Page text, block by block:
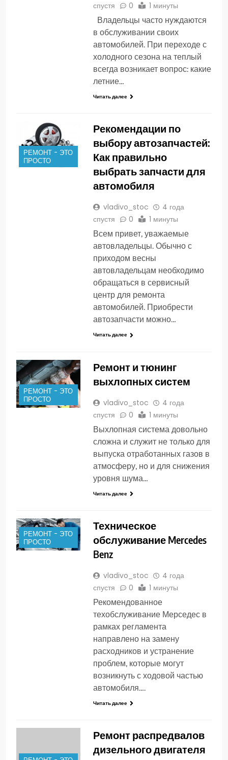
спустя
0 1 минуты
Владельцы часто нуждаются
в обслуживании своих
автомобилей. При переходе с
холодного сезона на теплый
всегда возникает вопрос: какие
летние…
Читать далее
РЕМОНТ - ЭТО
ПРОСТО
Рекомендации по
выбору автозапчастей:
Как правильно
выбрать запчасти для
автомобиля
vladivo_stoc
4 года
спустя
0 1 минуты
Всем привет, уважаемые
автовладельцы. Обычно с
приходом весны
автовладельцам необходимо
обращаться в сервисный
центр для ремонта
автомобилей. Приобрести
автозапчасти можно…
Читать далее
РЕМОНТ - ЭТО
ПРОСТО
Ремонт и тюнинг
выхлопных систем
vladivo_stoc
4 года
спустя
0 1 минуты
Выхлопная система довольно
сложна и служит не только для
выпуска отработанных газов в
атмосферу, но и для снижения
уровня шума…
Читать далее
РЕМОНТ - ЭТО
ПРОСТО
Техническое
обслуживание Mercedes
Benz
vladivo_stoc
4 года
спустя
0 1 минуты
Рекомендованное
техобслуживание Мерседес в
рамках регламента
направлено на замену
расходников и устранение
проблем, которые могут
возникнуть с ходовой частью
автомобиля….
Читать далее
Ремонт распредвалов
дизельного двигателя